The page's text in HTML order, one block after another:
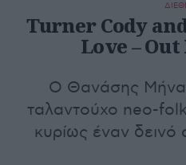
Turner Cody
Love –
Ο Θανάσης
ταλαντούχο neo-
κυρίως έναν δεινό